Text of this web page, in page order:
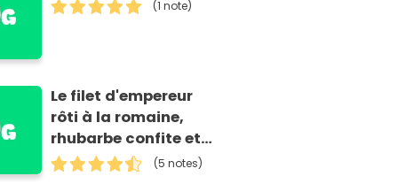
(1 note)
Le filet d'empereur
rôti à la romaine,
rhubarbe confite et
fenouil
(5 notes)